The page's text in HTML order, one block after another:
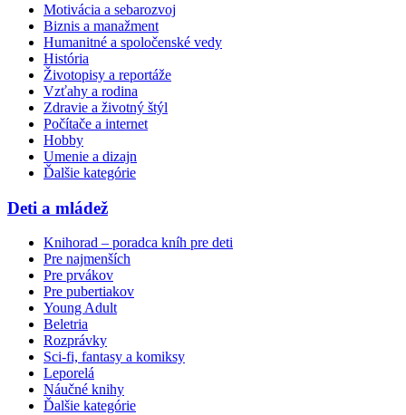
Motivácia a sebarozvoj
Biznis a manažment
Humanitné a spoločenské vedy
História
Životopisy a reportáže
Vzťahy a rodina
Zdravie a životný štýl
Počítače a internet
Hobby
Umenie a dizajn
Ďalšie kategórie
Deti a mládež
Knihorad – poradca kníh pre deti
Pre najmenších
Pre prvákov
Pre pubertiakov
Young Adult
Beletria
Rozprávky
Sci-fi, fantasy a komiksy
Leporelá
Náučné knihy
Ďalšie kategórie